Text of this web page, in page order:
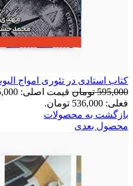
کتاب استادی در تئوری امواج
595,000 تومان قیمت اصلی: 595,000 تومان بود.
فعلی: 536,000 تومان.
بازگشت به محصولات
محصول بعدی